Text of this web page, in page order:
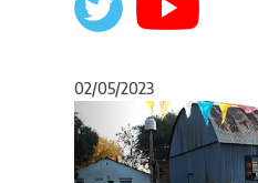
02/05/2023
Anterior